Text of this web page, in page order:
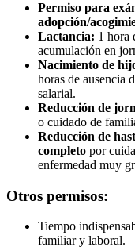
Permiso para
adopción/
Lactancia: 1 hora
acumulación en
Nacimiento de
horas de ausencia
salarial.
Reducción de
o cuidado de
Reducción de
completo por
enfermedad muy
Otros permisos:
Tiempo
familiar y laboral.